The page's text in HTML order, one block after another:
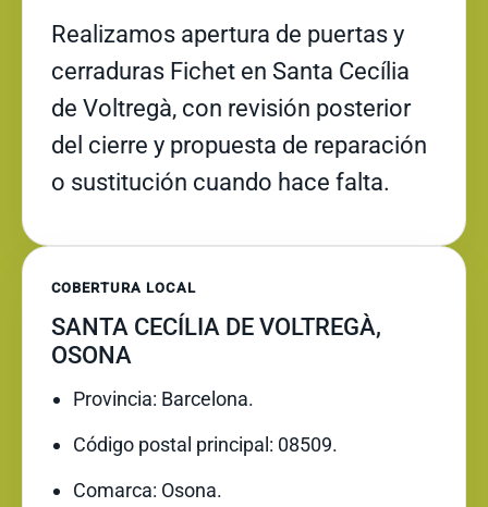
Realizamos apertura de puertas y
cerraduras Fichet en Santa Cecília
de Voltregà, con revisión posterior
del cierre y propuesta de reparación
o sustitución cuando hace falta.
COBERTURA LOCAL
SANTA CECÍLIA DE VOLTREGÀ,
OSONA
Provincia: Barcelona.
Código postal principal: 08509.
Comarca: Osona.